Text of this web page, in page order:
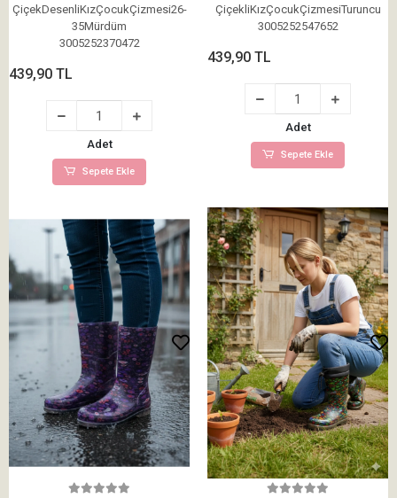
ÇiçekDesenliKızÇocukÇizmesi26-
35Mürdüm
3005252370472
439,90 TL
Adet
Sepete Ekle
ÇiçekliKızÇocukÇizmesiTuruncu
3005252547652
439,90 TL
Adet
Sepete Ekle